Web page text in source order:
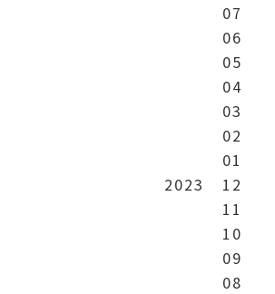
07
06
05
04
03
02
01
2023
12
11
10
09
08